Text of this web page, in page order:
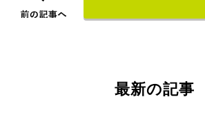
最新の記事